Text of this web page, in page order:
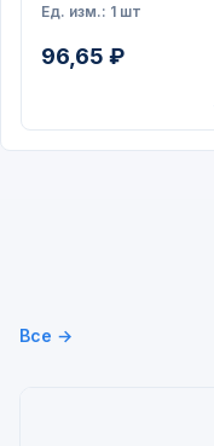
Ед. изм.: 1 шт
96,65 ₽
Все →